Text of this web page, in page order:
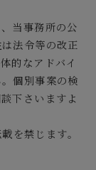
当事務所の公
法令等の改正
的なアドバイ
個別事案の検
下さいますよ
を禁じます。